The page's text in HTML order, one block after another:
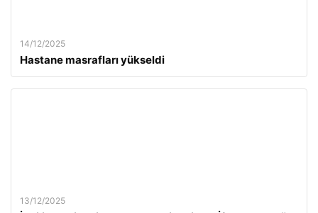
14/12/2025
Hastane masrafları yükseldi
13/12/2025